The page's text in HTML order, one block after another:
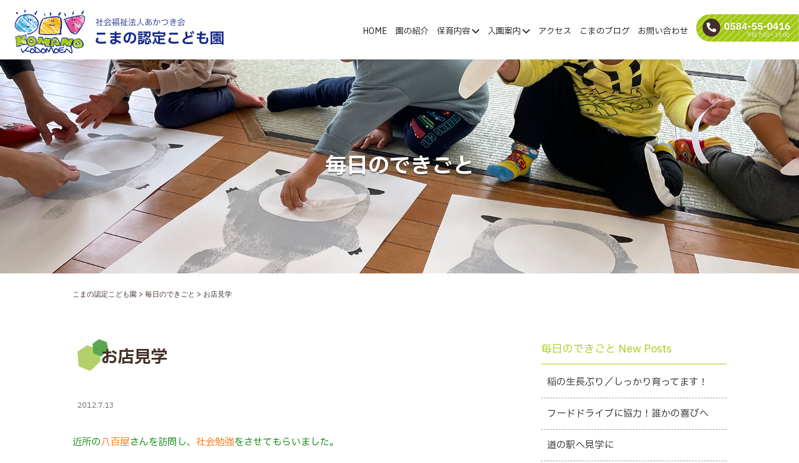
HOME 園の紹介 保育内容 入園案内 アクセス こまのブログ お問い合わせ
毎日のできごと
こまの認定こども園 > 毎日のできごと > お店見学
お店見学
2012.7.13
近所の八百屋さんを訪問し、 社会勉強をさせてもらいました。
毎日のできごと New Posts
稲の生長ぶり／しっかり育ってます！
フードドライブに協力！誰かの喜びへ
道の駅へ見学に